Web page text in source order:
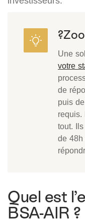
Une
votre
de
puis
requis.
tout.
de
Quel est
BSA-AIR ?